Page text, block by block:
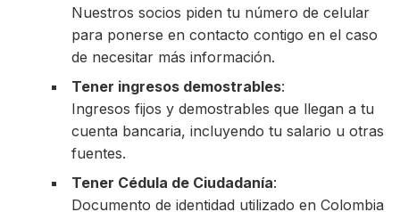
Nuestros socios piden tu número de celular
para ponerse en contacto contigo en el caso
de necesitar más información.
Tener ingresos demostrables:
Ingresos fijos y demostrables que llegan a tu
cuenta bancaria, incluyendo tu salario u otras
fuentes.
Tener Cédula de Ciudadanía:
Documento de identidad utilizado en Colombia